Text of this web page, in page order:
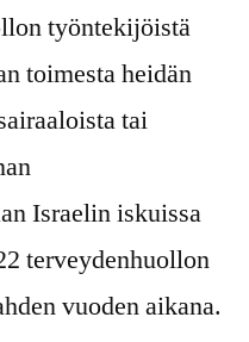
työntekijöistä
toimesta heidän
tai
Israelin iskuissa
terveydenhuollon
vuoden aikana.